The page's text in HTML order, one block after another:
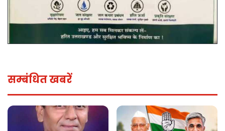
सम्बंधित खबरें